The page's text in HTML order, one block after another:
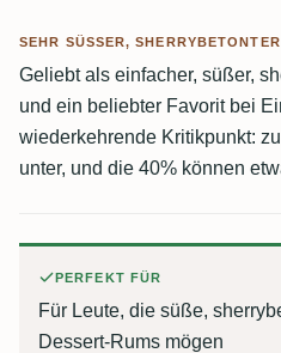
SEHR SÜSSER, SHERRYBETONTER
Geliebt als einfacher, süßer,
und ein beliebter Favorit bei
wiederkehrende Kritikpunkt:
unter, und die 40% können
PERFEKT FÜR
Für Leute, die süße,
Dessert-Rums mögen